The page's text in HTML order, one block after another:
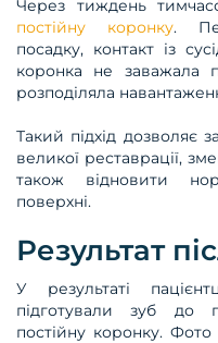
Через тиждень
постійну коронку.
посадку, контакт із
коронка не заважала
розподіляла
Такий підхід дозволяє
великої реставрації,
також відновити
поверхні.
Результат
У результаті
підготували зуб до
постійну коронку.